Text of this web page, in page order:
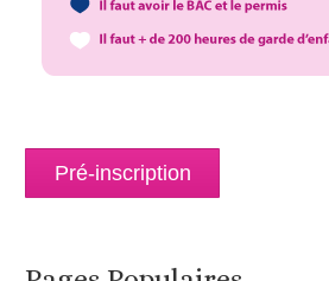
Pré-inscription